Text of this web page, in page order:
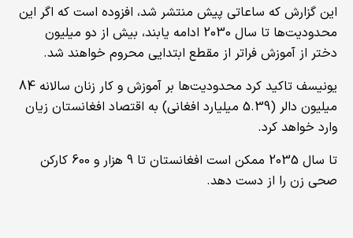
این گزارش که ساعاتی پیش منتشر شد، افزوده است که اگر این
محدودیت‌ها تا سال 2030 ادامه یابند، بیش از دو میلیون
دختر از آموزش فراتر از مقطع ابتدایی محروم خواهند شد.
یونیسف تاکید کرد محدودیت‌ها بر آموزش و کار زنان سالانه 84
میلیون دالر (5.39 میلیارد افغانی) به اقتصاد افغانستان زیان
وارد خواهد کرد.
تا سال 2035 ممکن است افغانستان تا 9 هزار و 600 کارکن
صحی زن را از دست دهد.